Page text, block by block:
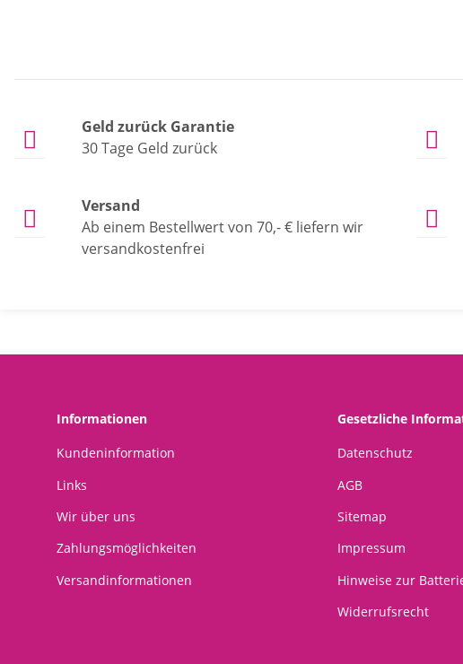

Geld zurück Garantie
30 Tage Geld zurück


Versand
Ab einem Bestellwert von 70,- € liefern wir
versandkostenfrei

Informationen
Kundeninformation
Links
Wir über uns
Zahlungsmöglichkeiten
Versandinformationen
Gesetzliche
Datenschutz
AGB
Sitemap
Impressum
Hinweise zur
Widerrufsrecht